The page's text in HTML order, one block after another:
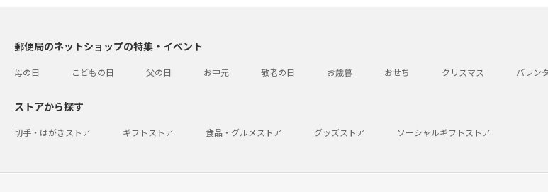
郵便局のネットショップの特集・イベント
母の日 こどもの日 父の日 お中元 敬老の日 お歳暮 おせち クリスマス バレン
ストアから探す
切手・はがきストア ギフトストア 食品・グルメストア グッズストア ソーシャルギフトストア